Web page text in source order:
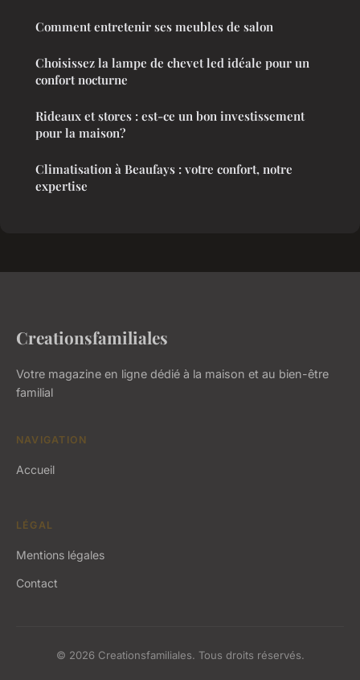
Comment entretenir ses meubles de salon
Choisissez la lampe de chevet led idéale pour un
confort nocturne
Rideaux et stores : est-ce un bon investissement
pour la maison?
Climatisation à Beaufays : votre confort, notre
expertise
Creationsfamiliales
Votre magazine en ligne dédié à la maison et au bien-être
familial
NAVIGATION
Accueil
LÉGAL
Mentions légales
Contact
© 2026 Creationsfamiliales. Tous droits réservés.